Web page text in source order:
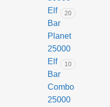
Elf
Bar
Planet
25000
20
Elf
Bar
Combo
25000
10